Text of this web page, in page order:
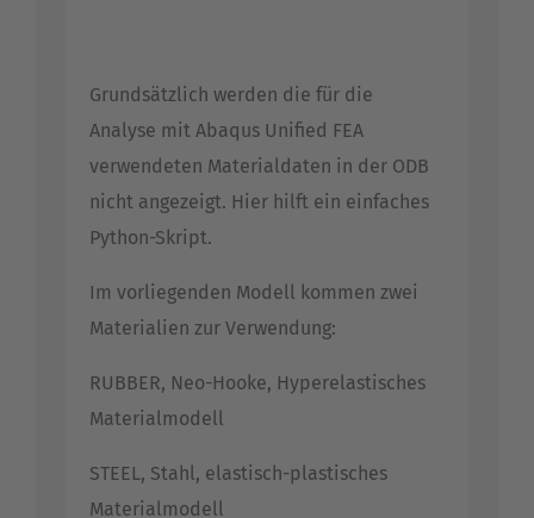
Grundsätzlich werden die für die
Analyse mit Abaqus Unified FEA
verwendeten Materialdaten in der ODB
nicht angezeigt. Hier hilft ein einfaches
Python-Skript.
Im vorliegenden Modell kommen zwei
Materialien zur Verwendung:
RUBBER, Neo-Hooke, Hyperelastisches
Materialmodell
STEEL, Stahl, elastisch-plastisches
Materialmodell